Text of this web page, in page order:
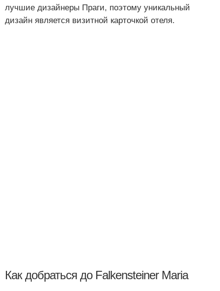
лучшие дизайнеры Праги, поэтому уникальный
дизайн является визитной карточкой отеля.
Как добраться до Falkensteiner Maria